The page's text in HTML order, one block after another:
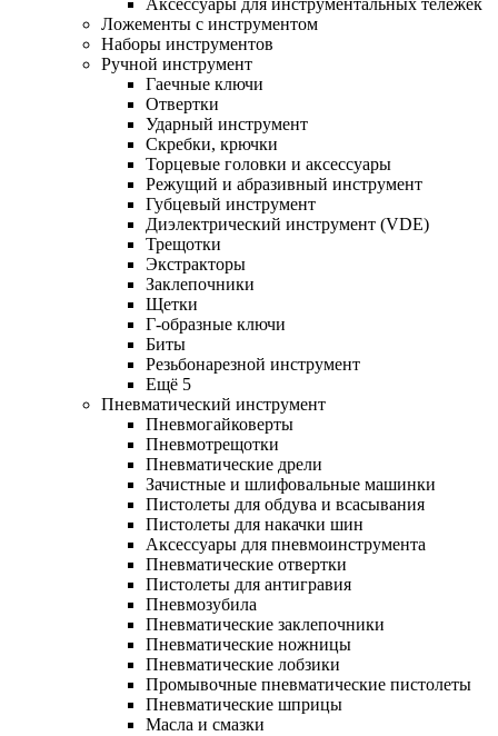
Аксессуары для инструментальных тележек
Ложементы с инструментом
Наборы инструментов
Ручной инструмент
Гаечные ключи
Отвертки
Ударный инструмент
Скребки, крючки
Торцевые головки и аксессуары
Режущий и абразивный инструмент
Губцевый инструмент
Диэлектрический инструмент (VDE)
Трещотки
Экстракторы
Заклепочники
Щетки
Г-образные ключи
Биты
Резьбонарезной инструмент
Ещё 5
Пневматический инструмент
Пневмогайковерты
Пневмотрещотки
Пневматические дрели
Зачистные и шлифовальные машинки
Пистолеты для обдува и всасывания
Пистолеты для накачки шин
Аксессуары для пневмоинструмента
Пневматические отвертки
Пистолеты для антигравия
Пневмозубила
Пневматические заклепочники
Пневматические ножницы
Пневматические лобзики
Промывочные пневматические пистолеты
Пневматические шприцы
Масла и смазки